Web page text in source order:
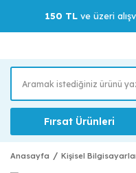
150 TLve üzeri
Fırsat Ürünleri
Anasayfa Kişisel